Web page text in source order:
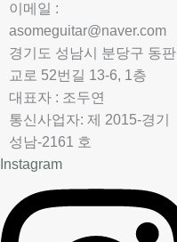
이메일 :
asomeguitar@naver.com
경기도 성남시 분당구 동판
교로 52번길 13-6, 1층
대표자 : 조두연
통신사업자: 제 2015-경기
성남-2161 호
Instagram